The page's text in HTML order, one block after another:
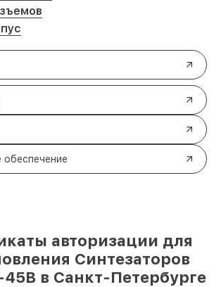
обеспечение
авторизации для
Синтезаторов
45B в Санкт-Петербурге